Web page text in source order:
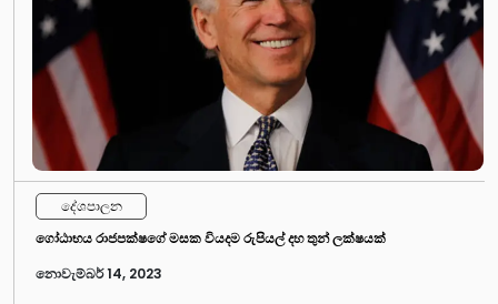
දේශපාලන
ගෝඨාභය රාජපක්ෂගේ මසක වියදම රුපියල් දහ තුන් ලක්ෂයක්
නොවැම්බර් 14, 2023